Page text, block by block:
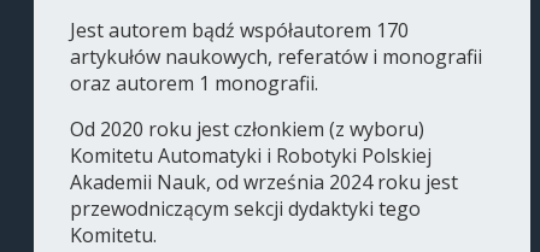
Jest autorem bądź współautorem 170
artykułów naukowych, referatów i monografii
oraz autorem 1 monografii.
Od 2020 roku jest członkiem (z wyboru)
Komitetu Automatyki i Robotyki Polskiej
Akademii Nauk, od września 2024 roku jest
przewodniczącym sekcji dydaktyki tego
Komitetu.